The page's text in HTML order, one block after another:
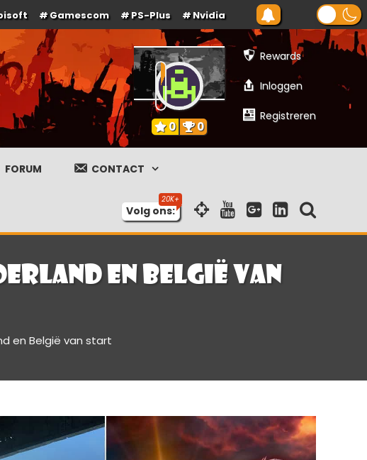
Gamescom PS-Plus Nvidia
Rewards
Inloggen
Registreren
0 0
FORUM CONTACT
Volg ons:
en België van
en België van start